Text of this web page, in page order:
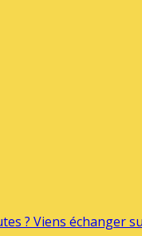
? Viens échanger